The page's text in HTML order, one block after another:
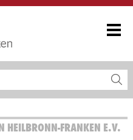
HEILBRONN-FRANKEN E.V.